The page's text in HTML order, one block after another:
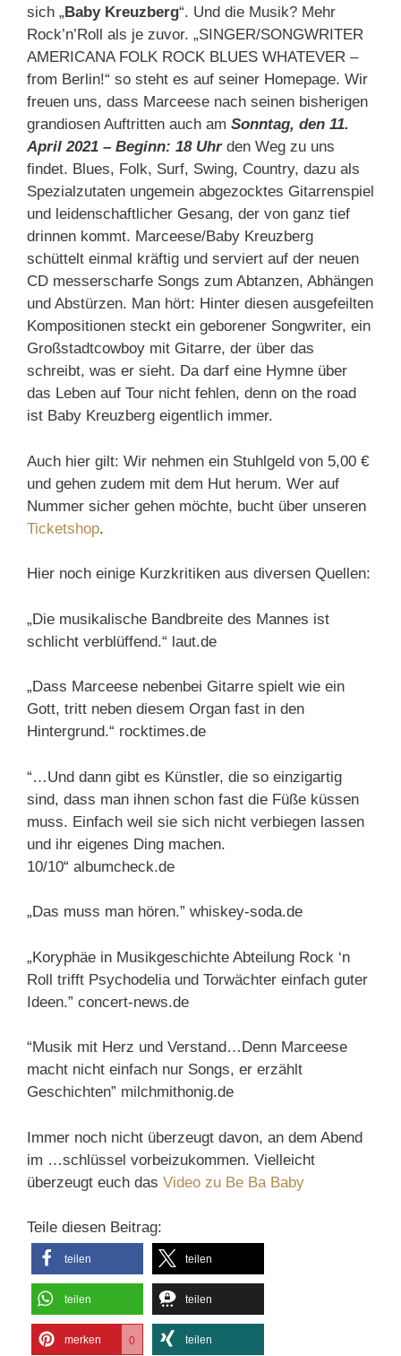
sich „ Baby Kreuzberg“. Und die Musik? Mehr
Rock’n’Roll als je zuvor. „SINGER/SONGWRITER
AMERICANA FOLK ROCK BLUES WHATEVER –
from Berlin!“ so steht es auf seiner Homepage. Wir
freuen uns, dass Marceese nach seinen bisherigen
grandiosen Auftritten auch am Sonntag, den 11.
April 2021 – Beginn: 18 Uhrden Weg zu uns
findet. Blues, Folk, Surf, Swing, Country, dazu als
Spezialzutaten ungemein abgezocktes Gitarrenspiel
und leidenschaftlicher Gesang, der von ganz tief
drinnen kommt. Marceese/Baby Kreuzberg
schüttelt einmal kräftig und serviert auf der neuen
CD messerscharfe Songs zum Abtanzen, Abhängen
und Abstürzen. Man hört: Hinter diesen ausgefeilten
Kompositionen steckt ein geborener Songwriter, ein
Großstadtcowboy mit Gitarre, der über das
schreibt, was er sieht. Da darf eine Hymne über
das Leben auf Tour nicht fehlen, denn on the road
ist Baby Kreuzberg eigentlich immer.
Auch hier gilt: Wir nehmen ein Stuhlgeld von 5,00 €
und gehen zudem mit dem Hut herum. Wer auf
Nummer sicher gehen möchte, bucht über unseren
Ticketshop.
Hier noch einige Kurzkritiken aus diversen Quellen:
„Die musikalische Bandbreite des Mannes ist
schlicht verblüffend.“ laut.de
„Dass Marceese nebenbei Gitarre spielt wie ein
Gott, tritt neben diesem Organ fast in den
Hintergrund.“ rocktimes.de
“…Und dann gibt es Künstler, die so einzigartig
sind, dass man ihnen schon fast die Füße küssen
muss. Einfach weil sie sich nicht verbiegen lassen
und ihr eigenes Ding machen.
10/10“ albumcheck.de
„Das muss man hören.” whiskey-soda.de
„Koryphäe in Musikgeschichte Abteilung Rock ‘n
Roll trifft Psychodelia und Torwächter einfach guter
Ideen.” concert-news.de
“Musik mit Herz und Verstand…Denn Marceese
macht nicht einfach nur Songs, er erzählt
Geschichten” milchmithonig.de
Immer noch nicht überzeugt davon, an dem Abend
im …schlüssel vorbeizukommen. Vielleicht
überzeugt euch das Video zu Be Ba Baby
Teile diesen Beitrag:
teilen teilen
teilen teilen
merken 0 teilen